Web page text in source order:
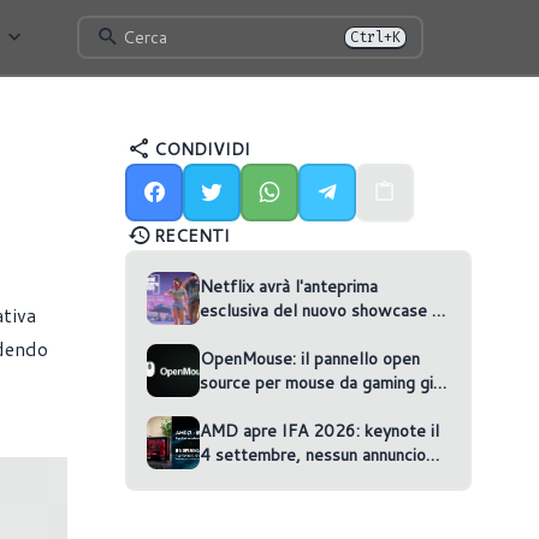
Cerca Ctrl+K
CONDIVIDI
RECENTI
Netflix avrà l'anteprima
esclusiva del nuovo showcase di
OpenMouse: il pannello open
source per mouse da gaming gira
AMD apre IFA 2026: keynote il
4 settembre, nessun annuncio